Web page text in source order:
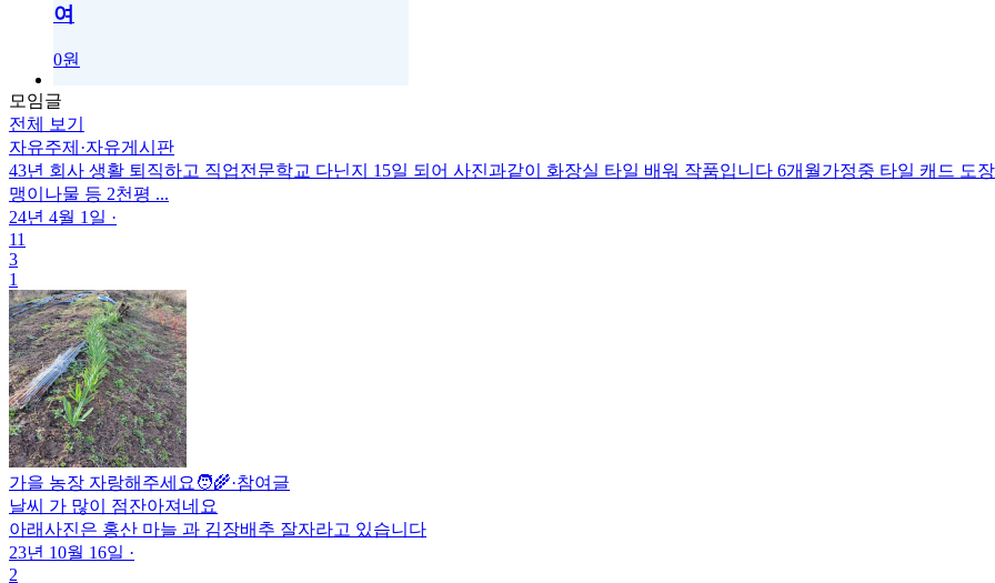
여
0원
모임글
전체 보기
자유주제 ·자유게시판
43년 회사 생활 퇴직하고 직업전문학교 다닌지 15일 되어 사진과같이 화장실 타일 배워 작품입니다 6개월가정중 타일 캐드 도
맹이나물 등 2천평 ...
24년 4월 1일 ·
11
3
1
가을 농장 자랑해주세요🧑‍🌾·참여글
날씨 가 많이 점잔아져네요
아래사진은 홍산 마늘 과 김장배추 잘자라고 있습니다
23년 10월 16일 ·
2